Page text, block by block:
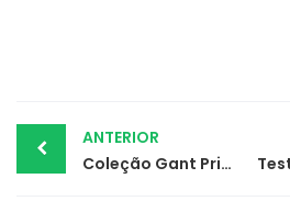
Post
navigation
ANTERIOR
Coleção Gant Primavera Verão